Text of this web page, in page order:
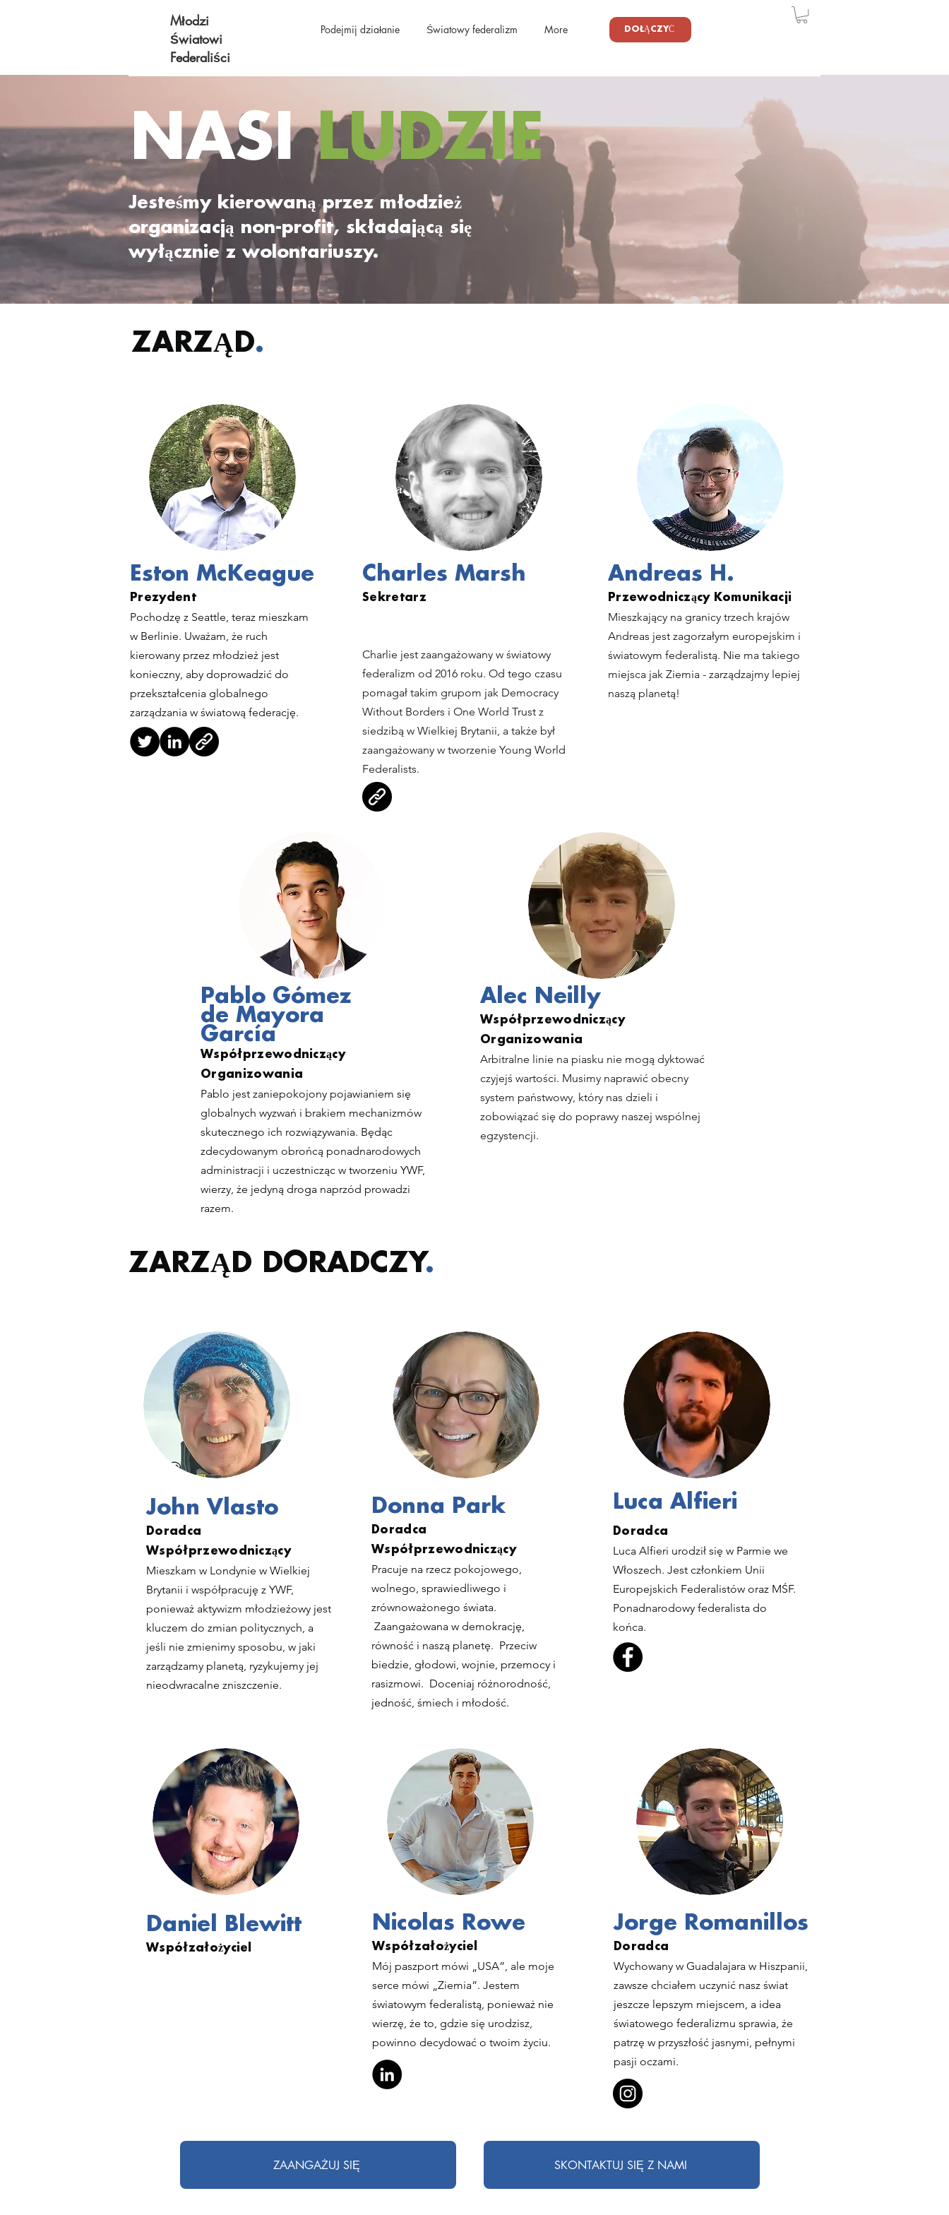
Młodzi
Światowi
Federaliści
Podejmij działanie Światowy federalizm More DOŁĄCZYĆ
NASILUDZIE
Jesteśmy kierowaną przez młodzież
organizacją non-profit, składającą się
wyłącznie z wolontariuszy.
ZARZĄD.
Eston McKeague
Prezydent
Pochodzę z Seattle, teraz mieszkam
w Berlinie. Uważam, że ruch
kierowany przez młodzież jest
konieczny, aby doprowadzić do
przekształcenia globalnego
zarządzania w światową federację.
Charles Marsh
Sekretarz
Charlie jest zaangażowany w światowy
federalizm od 2016 roku. Od tego czasu
pomagał takim grupom jak Democracy
Without Borders i One World Trust z
siedzibą w Wielkiej Brytanii, a także był
zaangażowany w tworzenie Young World
Federalists.
Andreas H.
Przewodniczący Komunikacji
Mieszkający na granicy trzech krajów
Andreas jest zagorzałym europejskim i
światowym federalistą. Nie ma takiego
miejsca jak Ziemia - zarządzajmy lepiej
naszą planetą!
Pablo Gómez
de Mayora
García
Współprzewodniczący
Organizowania
Pablo jest zaniepokojony pojawianiem się
globalnych wyzwań i brakiem mechanizmów
skutecznego ich rozwiązywania. Będąc
zdecydowanym obrońcą ponadnarodowych
administracji i uczestnicząc w tworzeniu YWF,
wierzy, że jedyną droga naprzód prowadzi
razem.
Alec Neilly
Współprzewodniczący
Organizowania
Arbitralne linie na piasku nie mogą dyktować
czyjejś wartości. Musimy naprawić obecny
system państwowy, który nas dzieli i
zobowiązać się do poprawy naszej wspólnej
egzystencji.
ZARZĄD DORADCZY.
John Vlasto
Doradca
Współprzewodniczący
Mieszkam w Londynie w Wielkiej
Brytanii i współpracuję z YWF,
ponieważ aktywizm młodzieżowy jest
kluczem do zmian politycznych, a
jeśli nie zmienimy sposobu, w jaki
zarządzamy planetą, ryzykujemy jej
nieodwracalne zniszczenie.
Donna Park
Doradca
Współprzewodniczący
Pracuje na rzecz pokojowego,
wolnego, sprawiedliwego i
zrównoważonego świata.
Zaangażowana w demokrację,
równość i naszą planetę. Przeciw
biedzie, głodowi, wojnie, przemocy i
rasizmowi. Doceniaj różnorodność,
jedność, śmiech i młodość.
Luca Alfieri
Doradca
Luca Alfieri urodził się w Parmie we
Włoszech. Jest członkiem Unii
Europejskich Federalistów oraz MŚF.
Ponadnarodowy federalista do
końca.
Daniel Blewitt
Współzałożyciel
Nicolas Rowe
Współzałożyciel
Mój paszport mówi „USA”, ale moje
serce mówi „Ziemia”. Jestem
światowym federalistą, ponieważ nie
wierzę, że to, gdzie się urodzisz,
powinno decydować o twoim życiu.
Jorge Romanillos
Doradca
Wychowany w Guadalajara w Hiszpanii,
zawsze chciałem uczynić nasz świat
jeszcze lepszym miejscem, a idea
światowego federalizmu sprawia, że
patrzę w przyszłość jasnymi, pełnymi
pasji oczami.
ZAANGAŻUJ SIĘ SKONTAKTUJ SIĘ Z NAMI